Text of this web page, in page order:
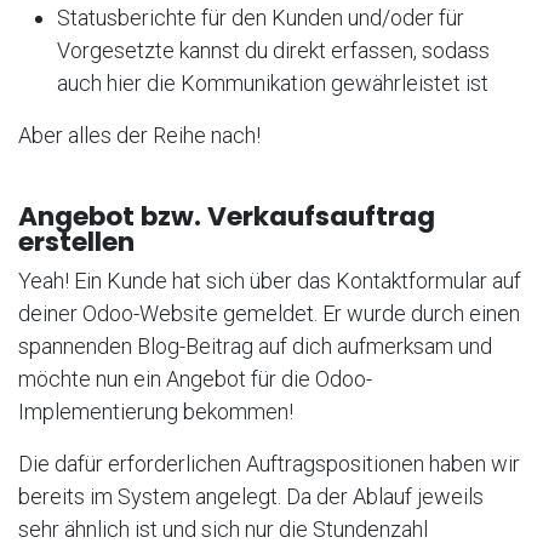
Statusberichte für den Kunden und/oder für
Vorgesetzte kannst du direkt erfassen, sodass
auch hier die Kommunikation gewährleistet ist
Aber alles der Reihe nach!
Angebot bzw. Verkaufsauftrag
erstellen
Yeah! Ein Kunde hat sich über das Kontaktformular auf
deiner Odoo-Website gemeldet. Er wurde durch einen
spannenden Blog-Beitrag auf dich aufmerksam und
möchte nun ein Angebot für die Odoo-
Implementierung bekommen!
Die dafür erforderlichen Auftragspositionen haben wir
bereits im System angelegt. Da der Ablauf jeweils
sehr ähnlich ist und sich nur die Stundenzahl